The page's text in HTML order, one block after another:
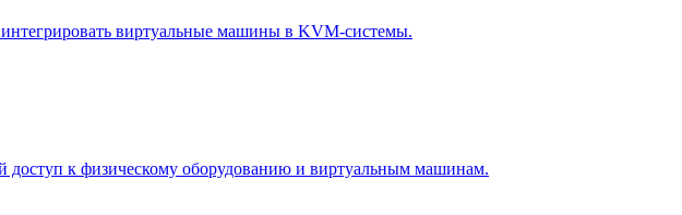
виртуальные машины в KVM-системы.
доступ к физическому оборудованию и виртуальным машинам.